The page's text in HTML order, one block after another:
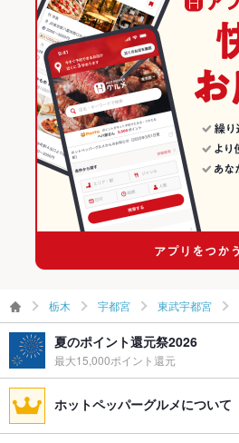
栃木 × 海鮮
栃木の海鮮ランキング
宇都宮のグルメランキング
宇都宮の居酒屋ランキング
宇都宮の海鮮ランキング
東武宇都宮のグルメランキング
東武宇都宮の居酒屋ランキング
東武宇都宮の海鮮ランキング
栃木 宇都宮 東武宇都宮
夏のポイント還元祭2026
最大15,000ポイント還元
ホットペッパーグルメについて